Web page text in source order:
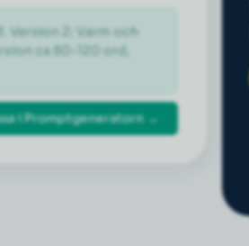
Version 2: Varm och
ca 80–120 ord,
i Promptgeneratorn →